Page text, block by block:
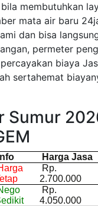
membutuhkan
mata air baru
dan bisa
permeter
biaya
sertahemat
Sumur
Info
Harga Jasa
Rp.
2.700.000
Rp.
4.050.000